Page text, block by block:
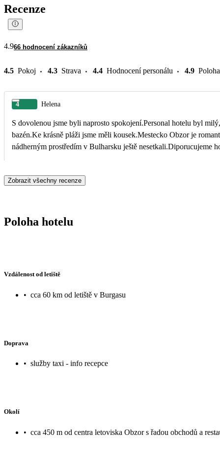
Recenze
4.966 hodnocení zákazníků
4.5 Pokoj 4.3 Strava 4.4 Hodnocení personálu 4.9 Poloha
4 Helena
S dovolenou jsme byli naprosto spokojení.Personal hotelu byl
bazén.Ke krásně pláži jsme měli kousek.Mestecko Obzor je
nádherným prostředím v Bulharsku ještě nesetkali.Diporucujeme
Zobrazit všechny recenze
Poloha hotelu
Vzdálenost od letiště
• cca 60 km od letiště v Burgasu
Doprava
• služby taxi - info recepce
Okolí
• cca 450 m od centra letoviska Obzor s řadou obchodů a